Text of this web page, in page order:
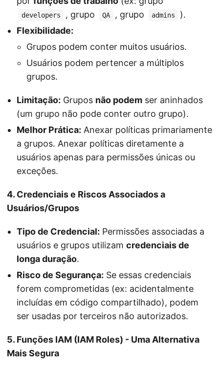
developers , grupo QA , grupo admins
).
Flexibilidade:
Grupos podem conter muitos usuários.
Usuários podem pertencer a múltiplos
grupos.
Limitação: Grupos não podem ser aninhados
(um grupo não pode conter outro grupo).
Melhor Prática: Anexar políticas primariamente
a grupos. Anexar políticas diretamente a
usuários apenas para permissões únicas ou
exceções.
4. Credenciais e Riscos Associados a
Usuários/Grupos
Tipo de Credencial: Permissões associadas a
usuários e grupos utilizam credenciais de
longa duração.
Risco de Segurança: Se essas credenciais
forem comprometidas (ex: acidentalmente
incluídas em código compartilhado), podem
ser usadas por terceiros não autorizados.
5. Funções IAM (IAM Roles) - Uma Alternativa
Mais Segura